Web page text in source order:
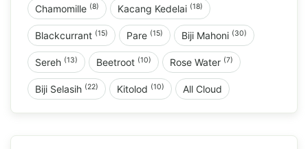
Chamomille (8) Kacang Kedelai (18)
Blackcurrant (15) Pare (15) Biji Mahoni (30)
Sereh (13) Beetroot (10) Rose Water (7)
Biji Selasih (22) Kitolod (10) All Cloud